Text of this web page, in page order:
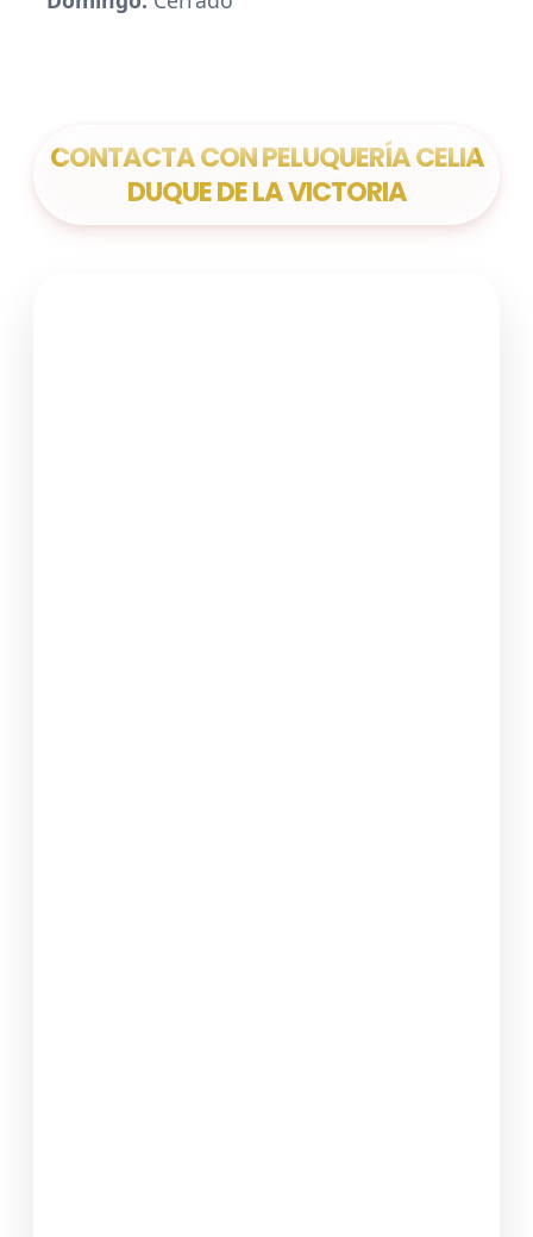
CONTACTA CON PELUQUERÍA CELIA
DUQUE DE LA VICTORIA